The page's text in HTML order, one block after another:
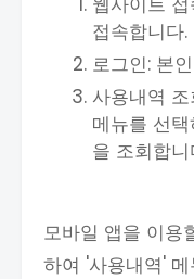
접속합니다.
로그인: 본
사용내역
메뉴를 선
을 조회합니
모바일 앱을 이용
하여 '사용내역'